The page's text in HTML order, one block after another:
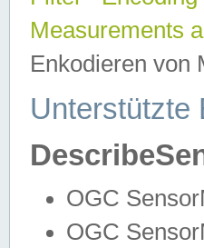
Measurements
Enkodieren von
Unterstützte
OGC
OGC